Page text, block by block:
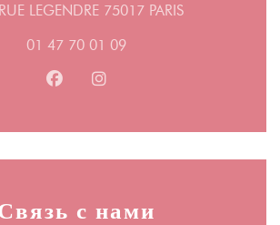
LEGENDRE 75017 PARIS((открывается
01 47 70 01 09
Facebook ((открывается в
Instagram ((открывается
с нами